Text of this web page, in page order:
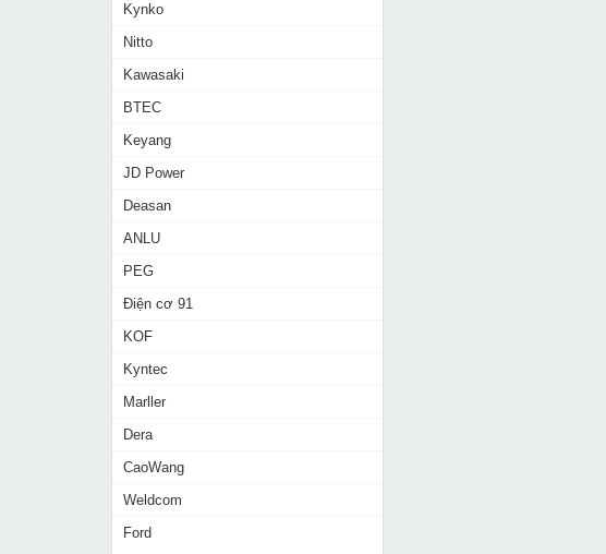
Kynko
Nitto
Kawasaki
BTEC
Keyang
JD Power
Deasan
ANLU
PEG
Điện cơ 91
KOF
Kyntec
Marller
Dera
CaoWang
Weldcom
Ford